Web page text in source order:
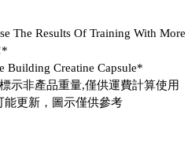
The Results Of Training With
Building Creatine Capsule*
示非產品重量,僅供運費計算使用
能更新，圖示僅供參考